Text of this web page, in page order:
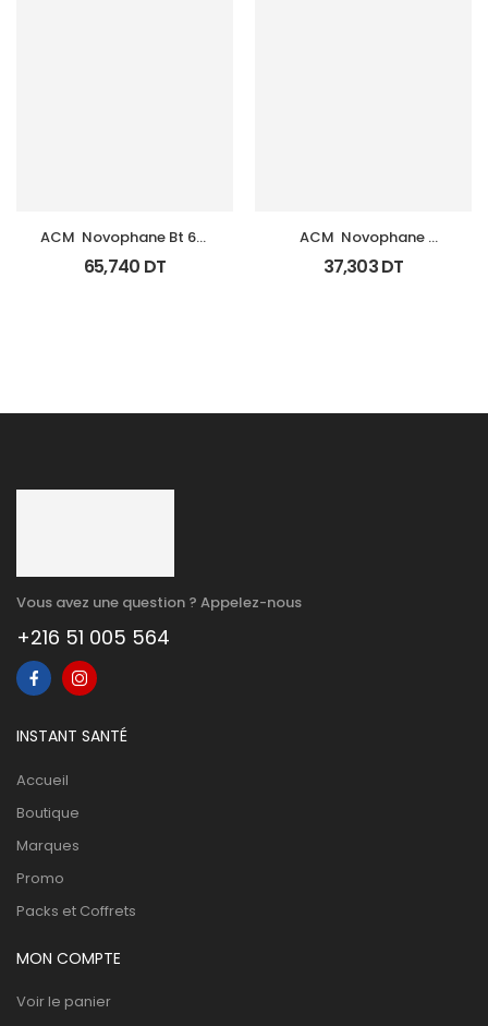
ACM  Novophane Bt 60
Gelules
65,740 DT
ACM  Novophane
Shampooing K Fl 125Ml
37,303DT
Vous avez une question ? Appelez-nous
+216 51 005 564
INSTANT SANTÉ
Accueil
Boutique
Marques
Promo
Packs et Coffrets
MON COMPTE
Voir le panier